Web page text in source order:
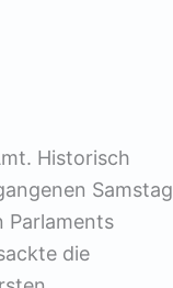
Historisch
Samstag
Parlaments
die